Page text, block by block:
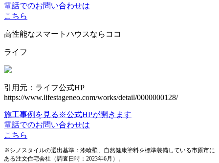
電話でのお問い合わせは
こちら
高性能なスマートハウスならココ
ライフ
引用元：ライフ公式HP
https://www.lifestageneo.com/works/detail/0000000128/
施工事例を見る ※公式HPが開きます
電話でのお問い合わせは
こちら
※シノスタイルの選出基準：漆喰壁、自然健康塗料を標準装備している市原市に
ある注文住宅会社（調査日時：2023年6月）。